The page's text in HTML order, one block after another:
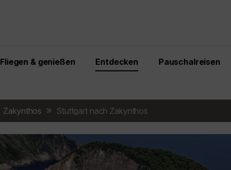
Fliegen & genießen Entdecken Pauschalreisen
Zakynthos Stuttgart nach Zakynthos